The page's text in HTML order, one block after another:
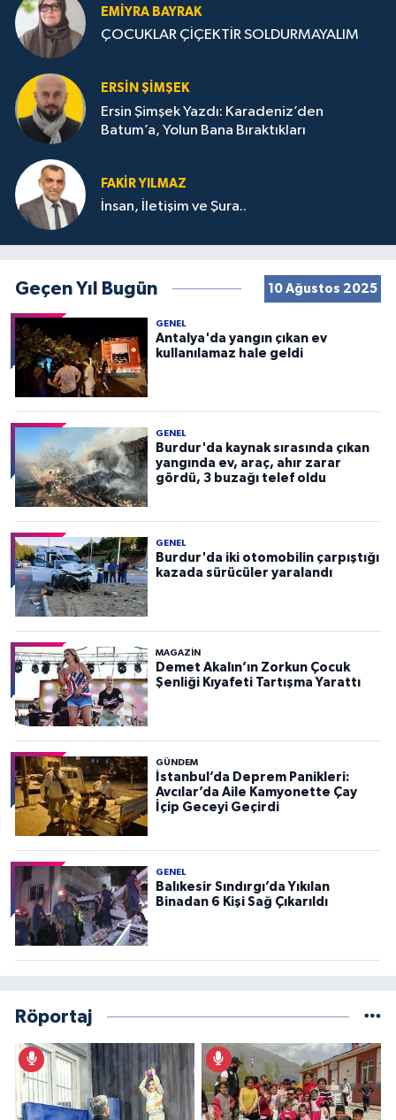
EMIYRA BAYRAK
ÇOCUKLAR ÇİÇEKTİR SOLDURMAYALIM
ERSIN ŞIMŞEK
Ersin Şimşek Yazdı: Karadeniz’den
Batum’a, Yolun Bana Bıraktıkları
FAKIR YILMAZ
İnsan, İletişim ve Şura..
Geçen Yıl Bugün 10 Ağustos 2025
GENEL
Antalya'da yangın çıkan ev
kullanılamaz hale geldi
GENEL
Burdur'da kaynak sırasında çıkan
yangında ev, araç, ahır zarar
gördü, 3 buzağı telef oldu
GENEL
Burdur'da iki otomobilin çarpıştığı
kazada sürücüler yaralandı
MAGAZİN
Demet Akalın’ın Zorkun Çocuk
Şenliği Kıyafeti Tartışma Yarattı
GÜNDEM
İstanbul’da Deprem Panikleri:
Avcılar’da Aile Kamyonette Çay
İçip Geceyi Geçirdi
GENEL
Balıkesir Sındırgı’da Yıkılan
Binadan 6 Kişi Sağ Çıkarıldı
Röportaj